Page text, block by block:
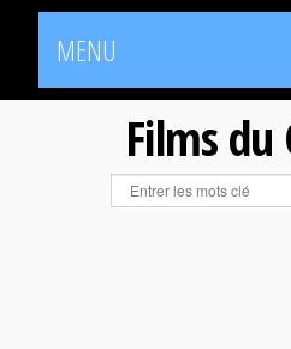
MENU
Films du